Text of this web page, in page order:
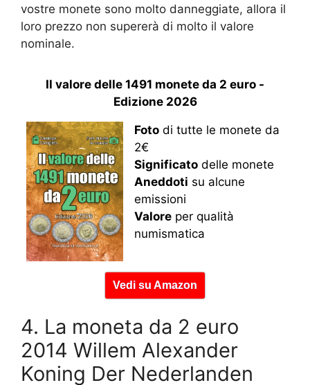
vostre monete sono molto danneggiate, allora il
loro prezzo non supererà di molto il valore
nominale.
Il valore delle 1491 monete da 2 euro -
Edizione 2026
Foto di tutte le monete da
2€
Significato delle monete
Aneddoti su alcune
emissioni
Valore per qualità
numismatica
Vedi su Amazon
4. La moneta da 2 euro
2014 Willem Alexander
Koning Der Nederlanden